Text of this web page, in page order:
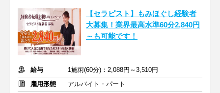
【セラピスト】もみほぐし経験者
大募集！業界最高水準60分2,840円
～も可能です！
給与
1施術(60分)：2,088円～3,510円
雇用形態
アルバイト・パート